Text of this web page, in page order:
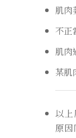
肌肉
不正
肌肉
某肌
以
原